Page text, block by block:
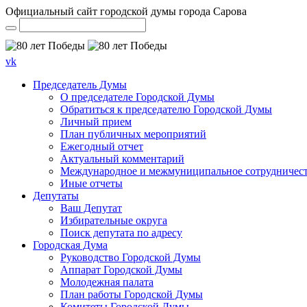
Официальный сайт городской думы города Сарова
vk
Председатель Думы
О председателе Городской Думы
Обратиться к председателю Городской Думы
Личный прием
План публичных мероприятий
Ежегодный отчет
Актуальный комментарий
Международное и межмуниципальное
Иные отчеты
Депутаты
Ваш Депутат
Избирательные округа
Поиск депутата по адресу
Городская Дума
Руководство Городской Думы
Аппарат Городской Думы
Молодежная палата
План работы Городской Думы